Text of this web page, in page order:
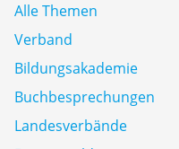
Alle Themen
Verband
Bildungsakademie
Buchbesprechungen
Landesverbände